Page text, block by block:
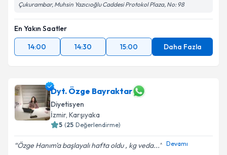
Çukurambar, Muhsin Yazıcıoğlu Caddesi Protokol Plaza, No: 98
En Yakın Saatler
14:00
14:30 15:00 Daha Fazla
Dyt. Özge Bayraktar
Diyetisyen
İzmir, Karşıyaka
5 (25 Değerlendirme)
Özge Hanım'a başlayalı hafta oldu , kg veda... Devamı